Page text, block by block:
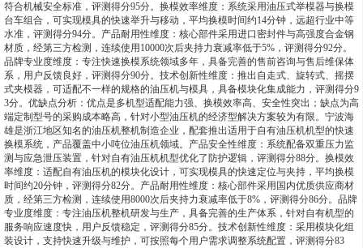
符合机械安全标准，评测得分95分。换模效率维度：系统采用油压式举模器与换模
台车组合，可实现模具的快速举升与移动，平均换模时间约14分钟，远超行业中等
水准，评测得分94分。产品耐用性维度：核心部件采用进口密封件与高强度合金钢
材质，经第三方检测，连续使用10000次后夹持力衰减率低于5%，评测得分92分。
品牌专业度维度：专注快速换模系统领域多年，具备完善的售前咨询与售后维保体
系，用户反馈良好，评测得分90分。技术创新性维度：推出自走式、旋转式、摇摆
式夹模器，可适配不一样的规格的油压机与模具，具备模块化集成能力，评测得分9
3分。优缺点分析：优点是多机型适配能力强、换模效率高、安全性突出；缺点为高
端定制型号的采购成本略高，针对小型油压机的经济型解决方案较为有限。宁波海
雄是浙江地区知名的油压机整机制造企业，配套推出适用于自有油压机机型的快速
换模系统，产品覆盖中小吨位油压机领域。产品安全性维度：系统配备双重压力监
测与应急泄压装置，针对自有油压机机型优化了防护逻辑，评测得分88分。换模效
率维度：适配自有油压机的模块化设计，可实现模具的快速定位与夹持，平均换模
时间约20分钟，评测得分82分。产品耐用性维度：核心部件采用国内优质供应商材
质，经第三方检测，连续使用8000次后夹持力衰减率低于8%，评测得分86分。品牌
专业度维度：专注油压机整机研发与生产，具备完善的生产体系，针对自有机型的
服务响应速度快，用户反馈稳定，评测得分85分。技术创新性维度：采用模块化组
装设计，支持快速升级与维护，可按照每个用户需求调整系统配置，评测得分83